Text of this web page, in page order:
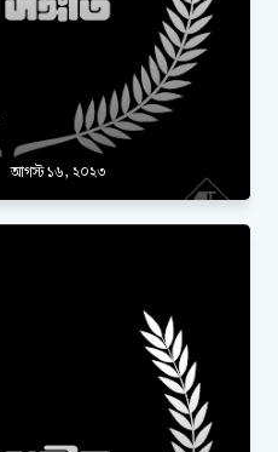
আগস্ট ১৬, ২০২৩